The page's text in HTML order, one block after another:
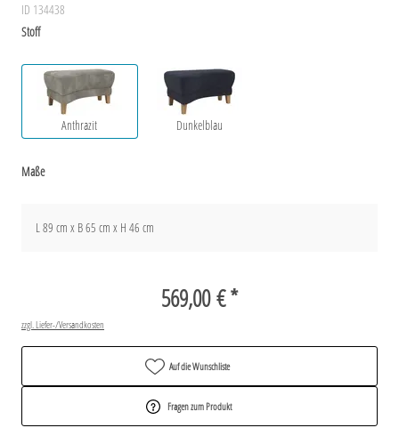
ID 134438
Stoff
Anthrazit Dunkelblau
Maße
L 89 cm x B 65 cm x H 46 cm
569,00 € *
zzgl. Liefer-/Versandkosten
Auf die Wunschliste
Fragen zum Produkt